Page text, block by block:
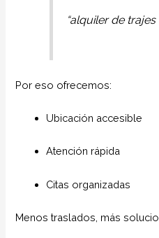
“alquiler de trajes
Por eso ofrecemos:
Ubicación accesible
Atención rápida
Citas organizadas
Menos traslados, más